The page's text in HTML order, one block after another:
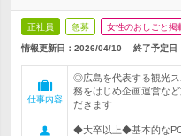
正社員 急募 女性のおしごと掲
情報更新日：2026/04/10 終了予定日
仕事内容
◎広島を代表する観光
務をはじめ企画運営な
だきます
◆大卒以上◆基本的な